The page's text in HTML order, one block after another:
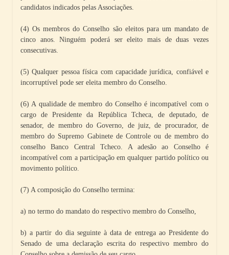
candidatos indicados pelas Associações.
(4) Os membros do Conselho são eleitos para um mandato de
cinco anos. Ninguém poderá ser eleito mais de duas vezes
consecutivas.
(5) Qualquer pessoa física com capacidade jurídica, confiável e
incorruptível pode ser eleita membro do Conselho.
(6) A qualidade de membro do Conselho é incompatível com o
cargo de Presidente da República Tcheca, de deputado, de
senador, de membro do Governo, de juiz, de procurador, de
membro do Supremo Gabinete de Controle ou de membro do
conselho Banco Central Tcheco. A adesão ao Conselho é
incompatível com a participação em qualquer partido político ou
movimento político.
(7) A composição do Conselho termina:
a) no termo do mandato do respectivo membro do Conselho,
b) a partir do dia seguinte à data de entrega ao Presidente do
Senado de uma declaração escrita do respectivo membro do